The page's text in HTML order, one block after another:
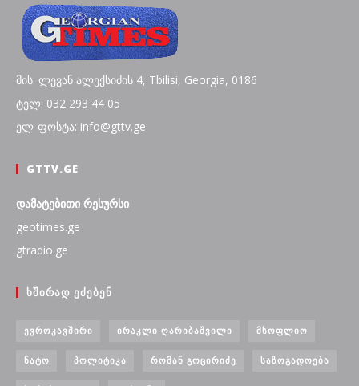
მის: ლევან ალექსიძის 4, Tbilisi, Georgia, 0186
ტელ: 032 293 44 05
ელ-ფოსტა: info@gttv.ge
GTTV.GE
დამატებითი რესურსი
geotimes.ge
gtradio.ge
ᲮᲨᲘᲠᲐᲓ ᲔᲫᲔᲑᲔᲜ
ᲔᲕᲠᲝᲙᲐᲕᲨᲘᲠᲘ ᲘᲠᲐᲙᲚᲘ ᲦᲐᲠᲘᲑᲐᲨᲕᲘᲚᲘ ᲛᲡᲝᲤᲚᲘᲝ
ᲜᲐᲢᲝ ᲞᲝᲚᲘᲢᲘᲙᲐ ᲠᲝᲛᲐᲜ ᲒᲝᲪᲘᲠᲘᲫᲔ ᲡᲐᲖᲝᲒᲐᲓᲝᲔᲑᲐ